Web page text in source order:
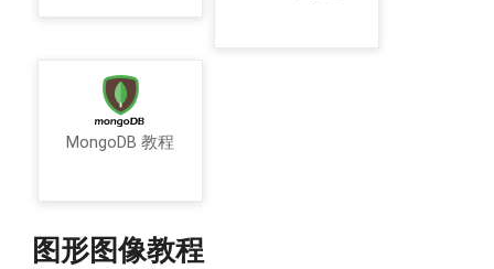
MongoDB 教程
图形图像教程